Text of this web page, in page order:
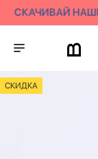
СКАЧИВАЙ
СКИДКА